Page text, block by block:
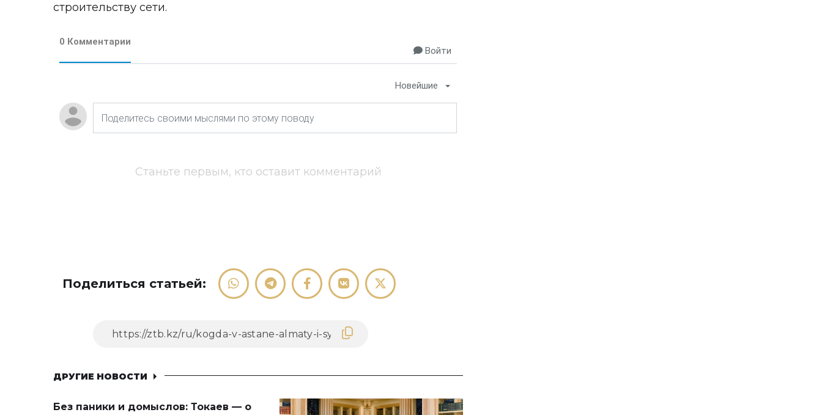
строительству сети.
0 Комментарии
Войти
Новейшие
Станьте первым, кто оставит комментарий
Поделиться статьей:
ДРУГИЕ НОВОСТИ
Без паники и домыслов: Токаев — о